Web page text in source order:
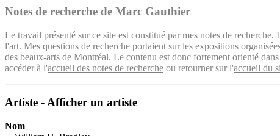
Notes de recherche de Marc Gauthier
Le travail présenté sur ce site est constitué par mes notes de
l'art. Mes questions de recherche portaient sur les expositions
des beaux-arts de Montréal. Le contenu est donc fortement orienté
accéder à l'accueil des notes de recherche ou retourner sur l'accueil du
Artiste - Afficher un artiste
Nom